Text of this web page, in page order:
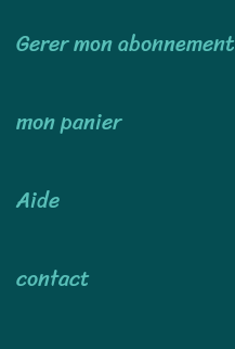
Gerer mon abonnement
mon panier
Aide
contact